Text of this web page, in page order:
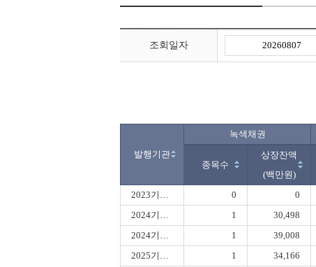
조회일자
발행기관
녹색채권
종목수
상장잔액
(백만원)
2023기보제이차
0 0
2024기보제이차유동화전문
1 30,498
2024기보제일차유동화전문
1 39,008
2025기보제이차유동화전문
1 34,166